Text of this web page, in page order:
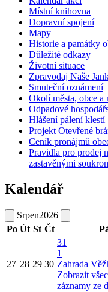
Místní knihovna
Dopravní spojení
Mapy
Historie a památky
Důležité odkazy
Životní situace
Zpravodaj Naše
Smuteční oznámení
Okolí města, obce
Odpadové
Hlášení pálení klestí
Projekt Otevřené
Ceník pronájmů
Pravidla pro prodej
zastavěnými
Kalendář
Srpen2026
Po Út St Čt
27 28 29 30
31
1
Zahrada
Zobrazit
záznamy ze